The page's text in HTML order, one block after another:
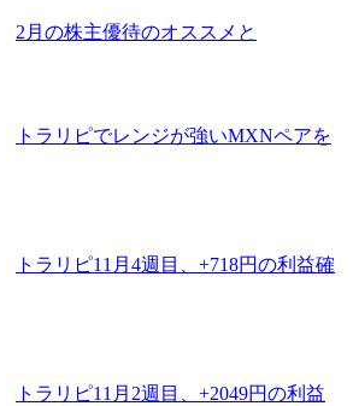
2月の株主優待のオススメと
トラリピでレンジが強いMXNペアを
トラリピ11月4週目、+718円の利益確
トラリピ11月2週目、+2049円の利益